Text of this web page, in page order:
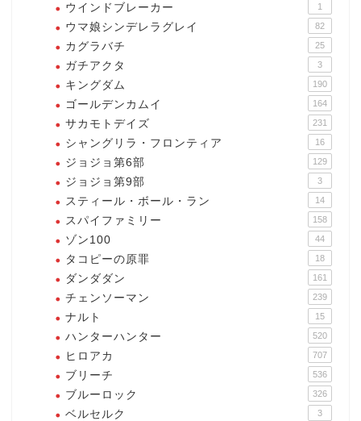
ウインドブレーカー 1
ウマ娘シンデレラグレイ 82
カグラバチ 25
ガチアクタ 3
キングダム 190
ゴールデンカムイ 164
サカモトデイズ 231
シャングリラ・フロンティア 16
ジョジョ第6部 129
ジョジョ第9部 3
スティール・ボール・ラン 14
スパイファミリー 158
ゾン100 44
タコピーの原罪 18
ダンダダン 161
チェンソーマン 239
ナルト 15
ハンターハンター 520
ヒロアカ 707
ブリーチ 536
ブルーロック 326
ベルセルク 3